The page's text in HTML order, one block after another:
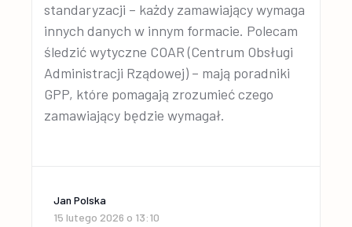
standaryzacji – każdy zamawiający wymaga
innych danych w innym formacie. Polecam
śledzić wytyczne COAR (Centrum Obsługi
Administracji Rządowej) – mają poradniki
GPP, które pomagają zrozumieć czego
zamawiający będzie wymagał.
Jan Polska
15 lutego 2026 o 13:10